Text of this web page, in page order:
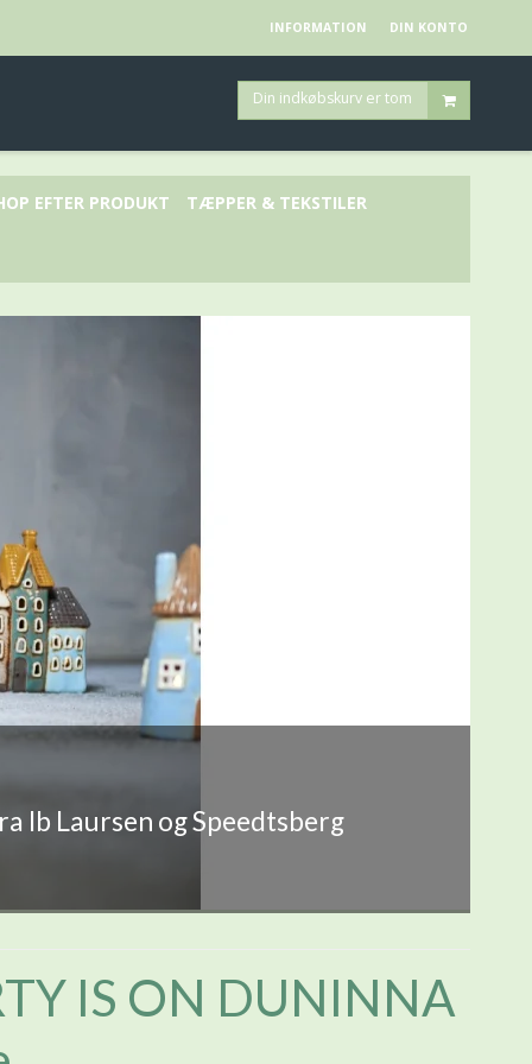
INFORMATION DIN KONTO
Din indkøbskurv er tom
EFTER PRODUKT TÆPPER & TEKSTILER
Ib Laursen og Speedtsberg
IS ON DUNINNA